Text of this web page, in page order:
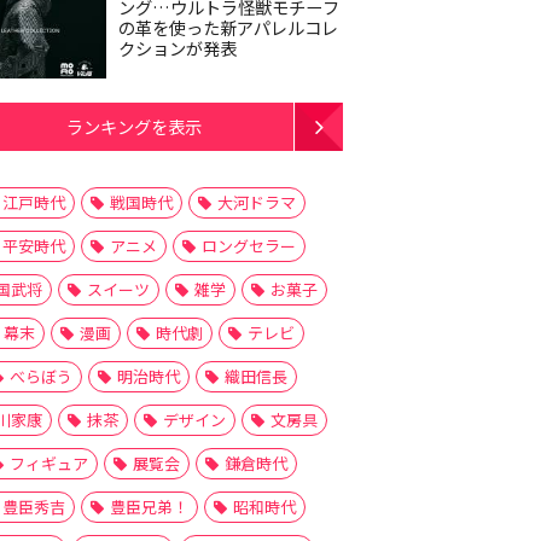
ング…ウルトラ怪獣モチーフ
の革を使った新アパレルコレ
クションが発表
ランキングを表示
江戸時代 戦国時代
大河ドラマ
平安時代
アニメ
ロングセラー
武将
スイーツ 雑学
お菓子
幕末
漫画 時代劇
テレビ
べらぼう
明治時代
織田信長
家康
抹茶 デザイン
文房具
フィギュア
展覧会
鎌倉時代
豊臣秀吉
豊臣兄弟！
昭和時代